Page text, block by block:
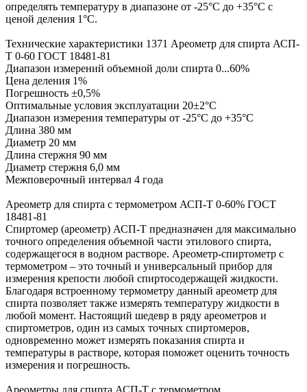
определять температуру в диапазоне от -25°С до +35°С с
ценой деления 1°С.
Технические характеристики 1371 Ареометр для спирта АСП-
Т 0-60 ГОСТ 18481-81
Диапазон измерений объемной доли спирта 0...60%
Цена деления 1%
Погрешность ±0,5%
Оптимальные условия эксплуатации 20±2°С
Диапазон измерения температуры от -25°С до +35°С
Длина 380 мм
Диаметр 20 мм
Длина стержня 90 мм
Диаметр стержня 6,0 мм
Межповерочный интервал 4 года
Ареометр для спирта с термометром АСП-Т 0-60% ГОСТ
18481-81
Спиртомер (ареометр) АСП-Т предназначен для максимально
точного определения объемной части этилового спирта,
содержащегося в водном растворе. Ареометр-спиртометр с
термометром – это точный и универсальный прибор для
измерения крепости любой спиртосодержащей жидкости.
Благодаря встроенному термометру данный ареометр для
спирта позволяет также измерять температуру жидкости в
любой момент. Настоящий шедевр в ряду ареометров и
спиртометров, один из самых точных спиртомеров,
одновременно может измерять показания спирта и
температуры в растворе, которая поможет оценить точность
измерения и погрешность.
Ареометры для спирта АСП-Т с термометром